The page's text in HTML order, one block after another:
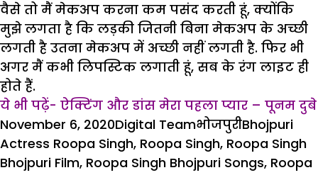
वैसे तो मैं मेकअप करना कम पसंद करती हूं, क्योंकि
मुझे लगता है कि लड़की जितनी बिना मेकअप के अच्छी
लगती है उतना मेकअप में अच्छी नहीं लगती है. फिर भी
अगर मैं कभी लिपस्टिक लगाती हूं, सब के रंग लाइट ही
होते हैं.
ये भी पढ़ें- ऐक्टिंग और डांस मेरा पहला प्यार – पूनम दुबे
Posted
on
November 6, 2020Author
Digital TeamCategories
भोजपुरीTags
Bhojpuri
Actress Roopa Singh, Roopa Singh, Roopa Singh
Bhojpuri Film, Roopa Singh Bhojpuri Songs, Roopa